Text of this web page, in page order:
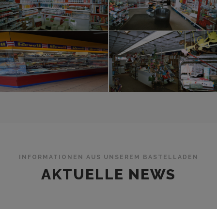
INFORMATIONEN AUS UNSEREM BASTELLADEN
AKTUELLE NEWS